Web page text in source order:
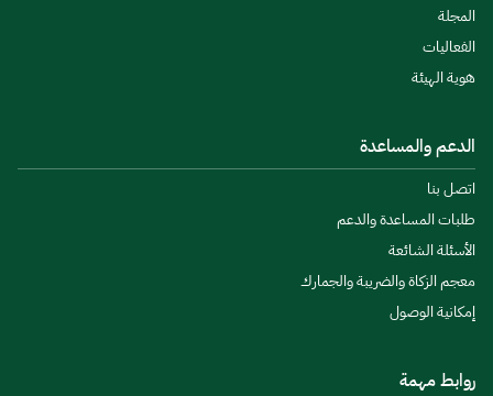
المجلة
الفعاليات
هوية الهيئة
الدعم والمساعدة
اتصل بنا
طلبات المساعدة والدعم
الأسئلة الشائعة
معجم الزكاة والضريبة والجمارك
إمكانية الوصول
روابط مهمة